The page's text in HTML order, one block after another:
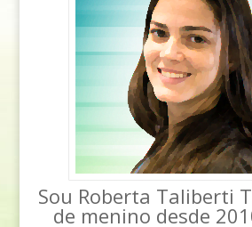
Sou Roberta Taliberti
de menino desde